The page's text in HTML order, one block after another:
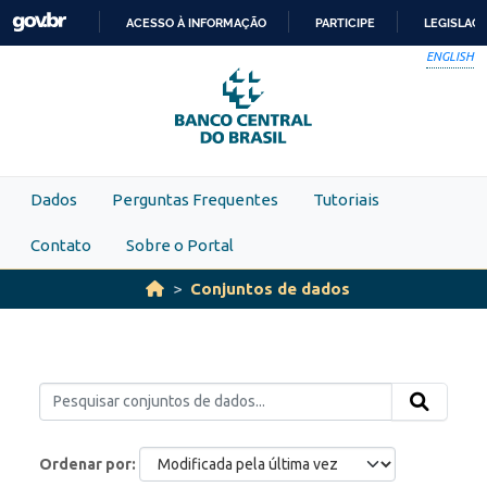
Skip to main content
PARA
O
CONTEÚDO
ACESSO À INFORMAÇÃO PARTICIPE
ENGLISH
Dados Perguntas Frequentes Tutoriais
Contato Sobre o Portal
Conjuntos de dados
Ordenar por